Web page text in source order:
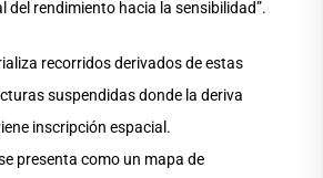
del rendimiento hacia la sensibilidad”.
recorridos derivados de estas
suspendidas donde la deriva
inscripción espacial.
presenta como un mapa de